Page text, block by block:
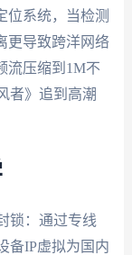
位系统，当检测
更导致跨洋网络
流压缩到1M不
者》追到高潮
锁：通过专线
备IP虚拟为国内